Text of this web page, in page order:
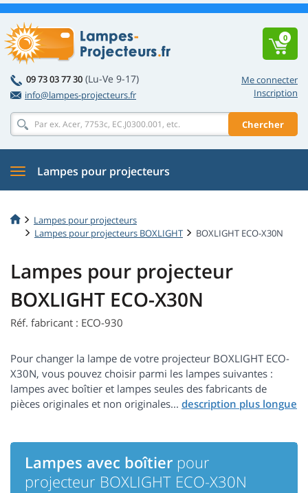
Me connecter
Inscription
09 73 03 77 30 (Lu-Ve 9-17)
info@lampes-projecteurs.fr
Chercher
0
Lampes pour projecteurs
Lampes pour projecteurs
Lampes pour projecteurs BOXLIGHT
BOXLIGHT ECO-X30N
Lampes pour projecteur
BOXLIGHT ECO-X30N
Réf. fabricant : ECO-930
Pour changer la lampe de votre projecteur BOXLIGHT ECO-
X30N, vous pouvez choisir parmi les lampes suivantes :
lampes avec boîtier et lampes seules des fabricants de
pièces originales et non originales...
Lampes avec boîtier pour
projecteur BOXLIGHT ECO-X30N